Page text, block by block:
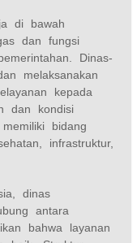
di bawah
dan fungsi
Dinas-
melaksanakan
kepada
dan kondisi
bidang
infrastruktur,
dinas
antara
bahwa layanan